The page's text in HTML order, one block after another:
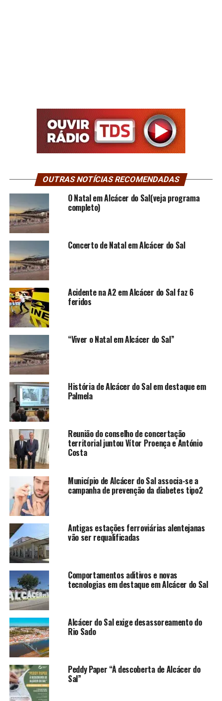
OUTRAS NOTÍCIAS RECOMENDADAS
O Natal em Alcácer do Sal(veja programa
completo)
Concerto de Natal em Alcácer do Sal
Acidente na A2 em Alcácer do Sal faz 6
feridos
“Viver o Natal em Alcácer do Sal”
História de Alcácer do Sal em destaque em
Palmela
Reunião do conselho de concertação
territorial juntou Vítor Proença e António
Costa
Município de Alcácer do Sal associa-se a
campanha de prevenção da diabetes tipo2
Antigas estações ferroviárias alentejanas
vão ser requalificadas
Comportamentos aditivos e novas
tecnologias em destaque em Alcácer do Sal
Alcácer do Sal exige desassoreamento do
Rio Sado
Peddy Paper “À descoberta de Alcácer do
Sal”